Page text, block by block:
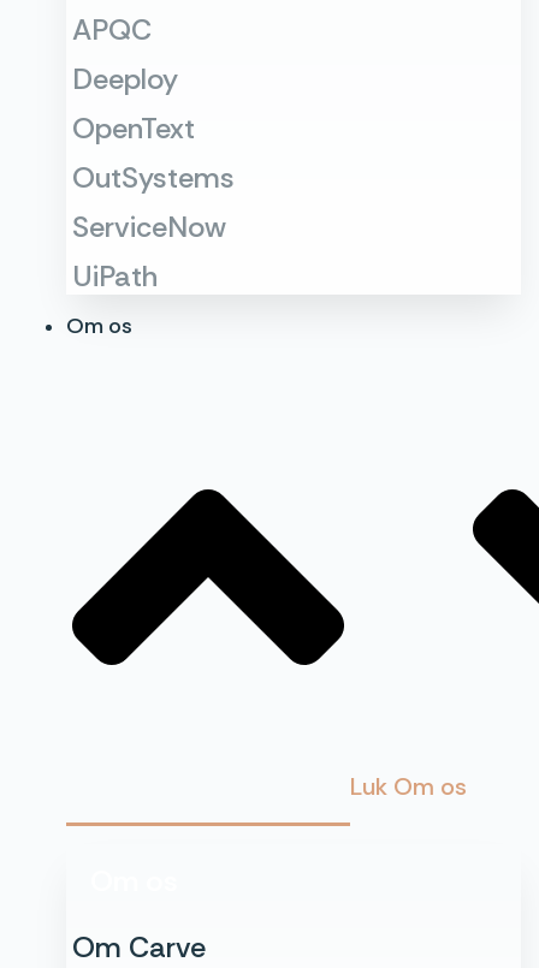
APQC
Deeploy
OpenText
OutSystems
ServiceNow
UiPath
Om os
Luk Om os
Om Carve